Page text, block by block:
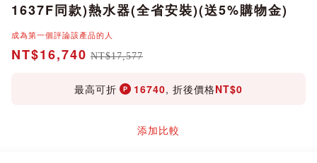
1637F同款)熱水器(全省安裝)(送5%購物金)
成為第一個評論該產品的人
NT$16,740 NT$17,577
最高可折 16740, 折後價格NT$0
添加比較